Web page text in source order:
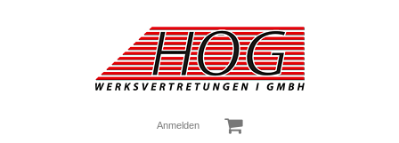
Anmelden